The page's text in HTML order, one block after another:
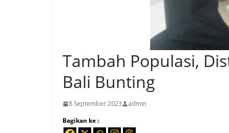
Tambah Populasi,
Bali Bunting
8 September 2023
admin
Bagikan ke :